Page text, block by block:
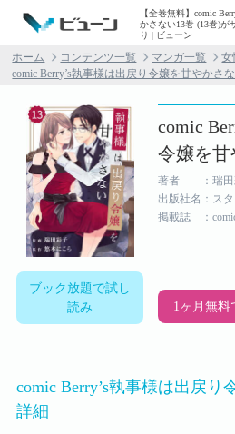
【全巻無料】comic
かさない13巻 (13巻)が
り | ビューン
ホーム コンテンツ一覧 マンガ一覧 女
comic Berry’s執事様は出戻り令嬢を甘やかさ
ブック放題で試し
読み
comic
令嬢を甘
著者 ：瑞田
出版社名：ス
掲載誌 ：
1ヶ月無料
comic Berry’s執事様は出戻り
詳細